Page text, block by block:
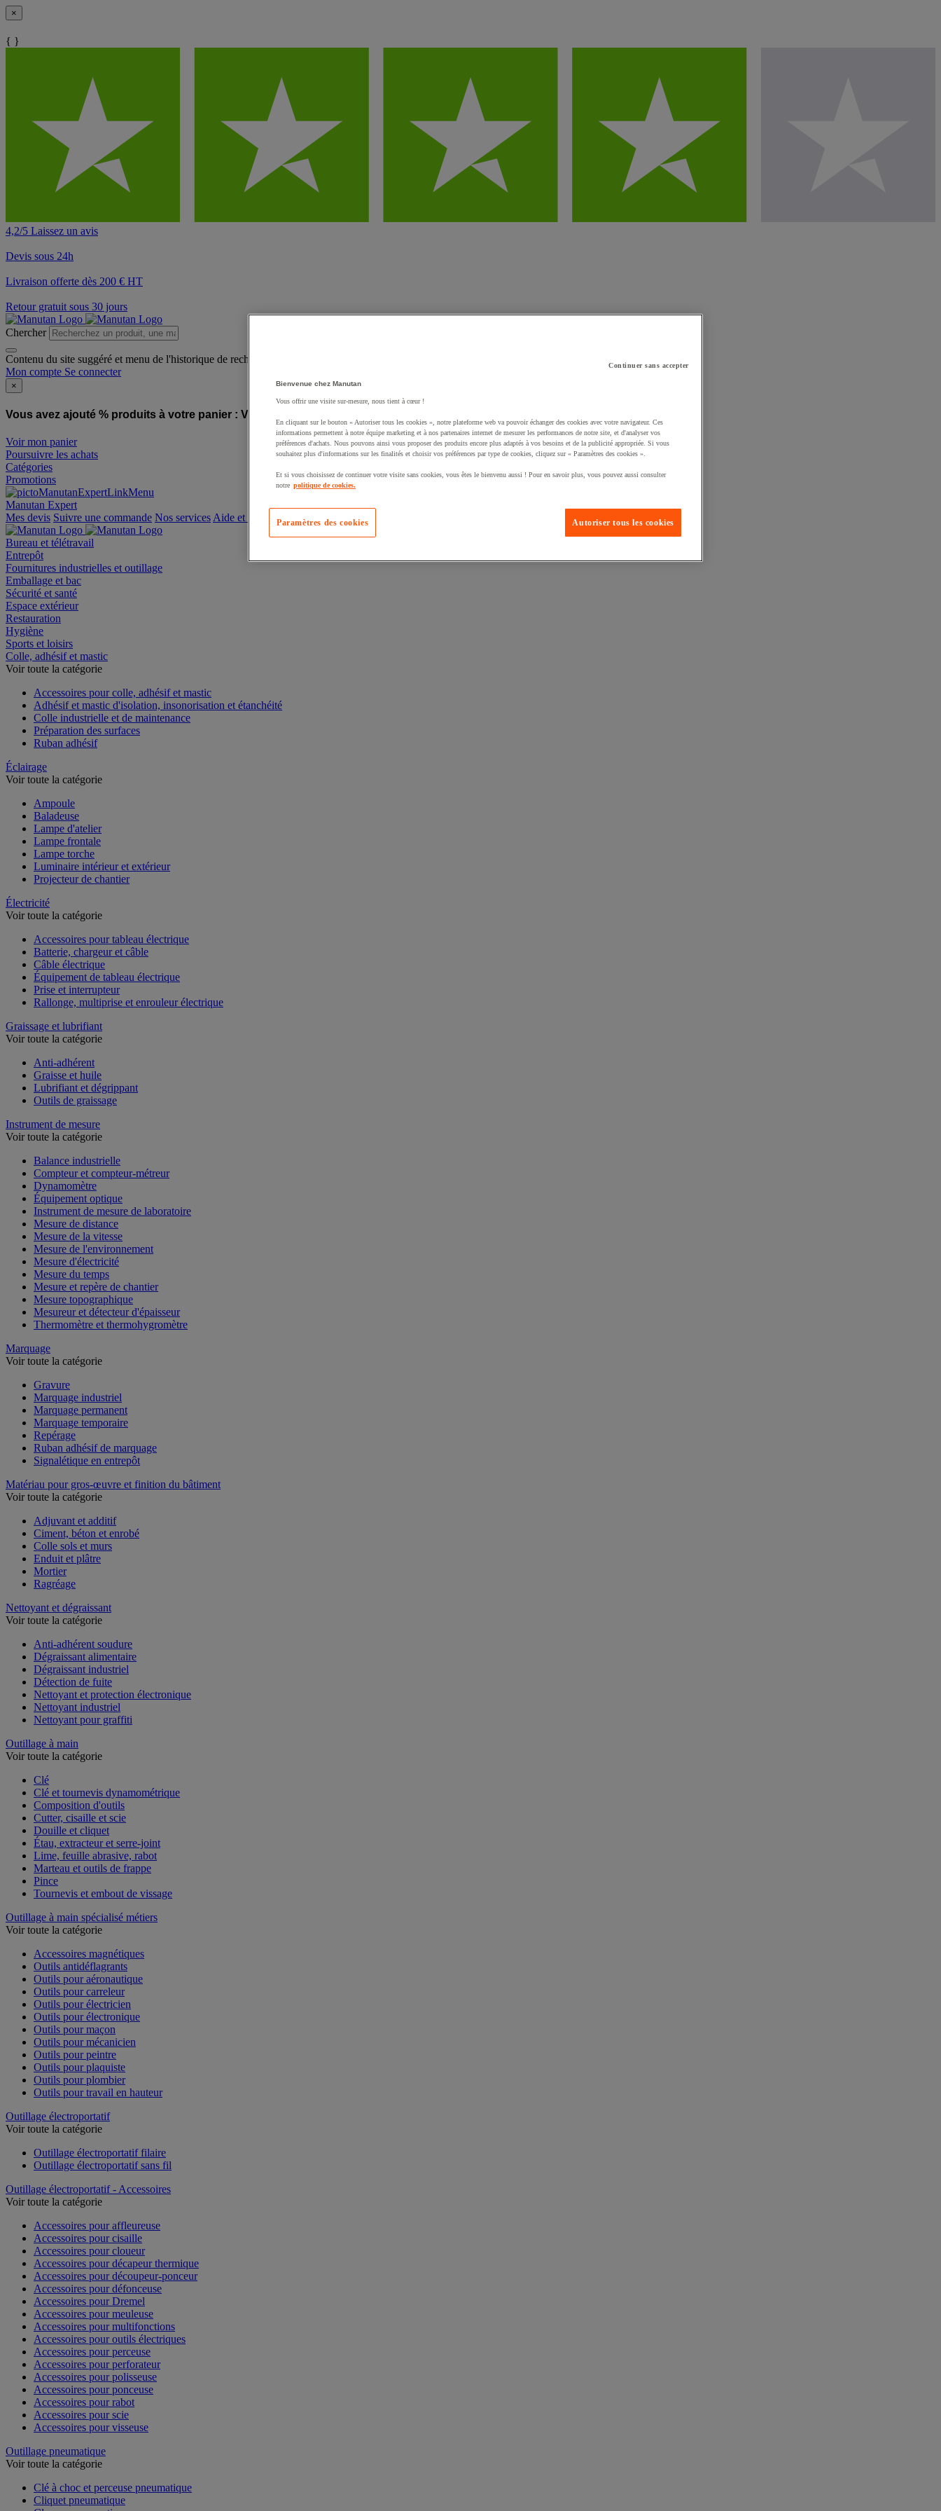
×
{ }
4,2/5 Laissez un avis
Devis sous 24h
Livraison offerte dès 200 € HT
Retour gratuit sous 30 jours
Chercher
Contenu du site suggéré et menu de l'historique de recherche
Mon compte Se connecter
×
Vous avez ajouté % produits à votre panier : Vous avez ajouté un produit à votre panier :
Voir mon panier
Poursuivre les achats
Catégories
Promotions
Manutan Expert
offre reconditionnée
Mes devis Suivre une commande Nos services Aide et contact
Bureau et télétravail
Entrepôt
Fournitures industrielles et outillage
Emballage et bac
Sécurité et santé
Espace extérieur
Restauration
Hygiène
Sports et loisirs
Colle, adhésif et mastic
Accessoires pour colle, adhésif et mastic
Adhésif et mastic d'isolation, insonorisation et étanchéité
Colle industrielle et de maintenance
Préparation des surfaces
Éclairage
Ampoule
Baladeuse
Lampe d'atelier
Lampe frontale
Lampe torche
Luminaire intérieur et extérieur
Électricité
Accessoires pour tableau électrique
Batterie, chargeur et câble
Câble électrique
Équipement de tableau électrique
Prise et interrupteur
Graissage et lubrifiant
Anti-adhérent
Graisse et huile
Lubrifiant et dégrippant
Instrument de mesure
Balance industrielle
Compteur et compteur-métreur
Dynamomètre
Équipement optique
Instrument de mesure de laboratoire
Mesure de distance
Mesure de la vitesse
Mesure de l'environnement
Mesure d'électricité
Mesure du temps
Mesure et repère de chantier
Mesure topographique
Mesureur et détecteur d'épaisseur
Marquage
Gravure
Marquage industriel
Marquage permanent
Marquage temporaire
Repérage
Ruban adhésif de marquage
Matériau pour gros-œuvre et finition du bâtiment
Adjuvant et additif
Ciment, béton et enrobé
Colle sols et murs
Enduit et plâtre
Mortier
Nettoyant et dégraissant
Anti-adhérent soudure
Dégraissant alimentaire
Dégraissant industriel
Détection de fuite
Nettoyant et protection électronique
Nettoyant industriel
Outillage à main
Clé
Clé et tournevis dynamométrique
Composition d'outils
Cutter, cisaille et scie
Douille et cliquet
Étau, extracteur et serre-joint
Lime, feuille abrasive, rabot
Marteau et outils de frappe
Pince
Outillage à main spécialisé métiers
Accessoires magnétiques
Outils antidéflagrants
Outils pour aéronautique
Outils pour carreleur
Outils pour électricien
Outils pour électronique
Outils pour maçon
Outils pour mécanicien
Outils pour peintre
Outils pour plaquiste
Outils pour plombier
Outillage électroportatif
Outillage électroportatif filaire
Outillage électroportatif - Accessoires
Accessoires pour affleureuse
Accessoires pour cisaille
Accessoires pour cloueur
Accessoires pour décapeur thermique
Accessoires pour découpeur-ponceur
Accessoires pour défonceuse
Accessoires pour Dremel
Accessoires pour meuleuse
Accessoires pour multifonctions
Accessoires pour outils électriques
Accessoires pour perceuse
Accessoires pour perforateur
Accessoires pour polisseuse
Accessoires pour ponceuse
Accessoires pour rabot
Accessoires pour scie
Outillage pneumatique
Clé à choc et perceuse pneumatique
Continuer sans accepter
Bienvenue chez Manutan
Vous offrir une visite sur-mesure, nous tient à cœur !
En cliquant sur le bouton « Autoriser tous les cookies », notre plateforme web va pouvoir échanger des cookies avec votre navigateur. Ces
informations permettent à notre équipe marketing et à nos partenaires internet de mesurer les performances de notre site, et d'analyser vos
préférences d'achats. Nous pouvons ainsi vous proposer des produits encore plus adaptés à vos besoins et de la publicité appropriée. Si vous
souhaitez plus d'informations sur les finalités et choisir vos préférences par type de cookies, cliquez sur « Paramètres des cookies ».
Et si vous choisissez de continuer votre visite sans cookies, vous êtes le bienvenu aussi ! Pour en savoir plus, vous pouvez aussi consulter
notre politique de cookies.
Autoriser tous les cookies
Paramètres des cookies